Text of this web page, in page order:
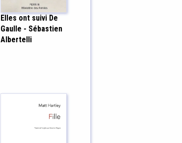
Elles ont suivi De
Gaulle - Sébastien
Albertelli